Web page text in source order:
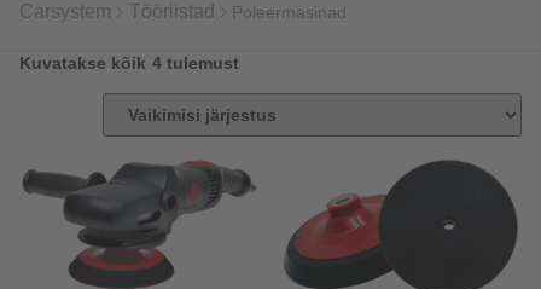
Carsystem Tööriistad Poleermasinad
Kuvatakse kõik 4 tulemust